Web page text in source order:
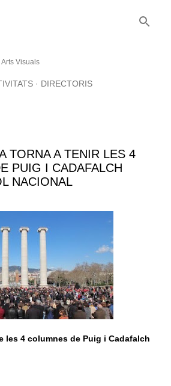
Visuals
DIRECTORIS
TORNA A TENIR LES 4
PUIG I CADAFALCH
NACIONAL
les 4 columnes de Puig i Cadafalch